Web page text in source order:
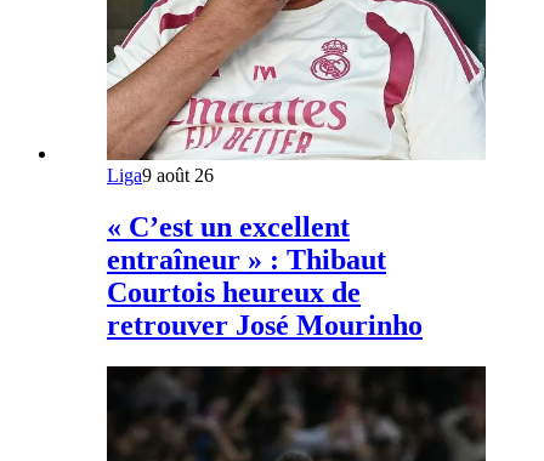
Liga9 août 26
« C’est un excellent
entraîneur » : Thibaut
Courtois heureux de
retrouver José Mourinho